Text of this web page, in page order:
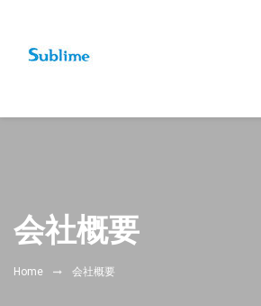
株式会社 サブライ
会社概要
Home 会社概要